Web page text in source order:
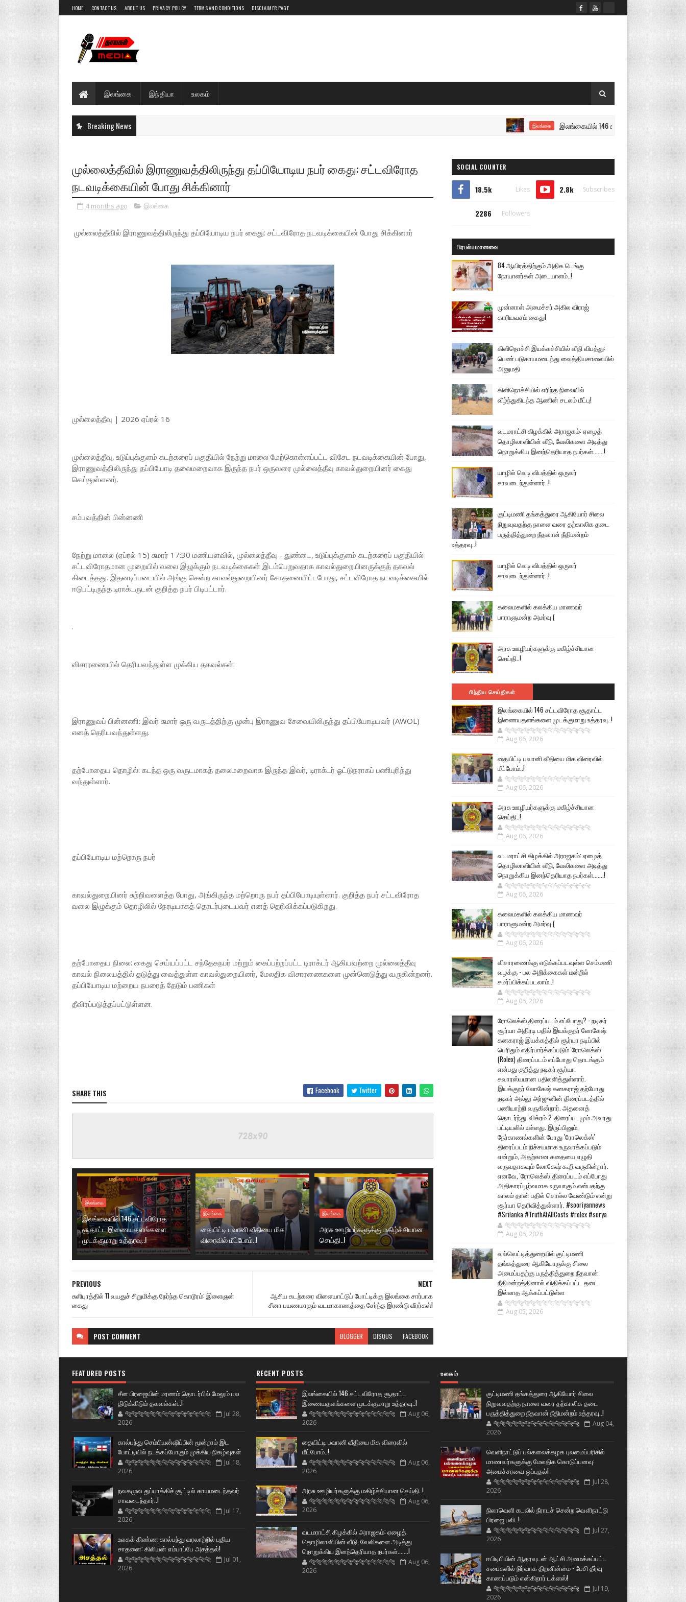
HOME CONTACT US ABOUT US PRIVACY POLICY TERMS AND CONDITIONS DISCLAIMER PAGE
இலங்கை இந்தியா உலகம்
Breaking News இலங்கை இலங்கையில் 146 சட்டவிரோத சூதாட்ட
முல்லைத்தீவில் இராணுவத்திலிருந்து தப்பியோடிய நபர் கைது: சட்டவிரோத
நடவடிக்கையின் போது சிக்கினார்
4 months ago இலங்கை
முல்லைத்தீவில் இராணுவத்திலிருந்து தப்பியோடிய நபர் கைது: சட்டவிரோத நடவடிக்கையின் போது சிக்கினார்
முல்லைத்தீவு | 2026 ஏப்ரல் 16
முல்லைத்தீவு, உடுப்புக்குளம் கடற்கரைப் பகுதியில் நேற்று மாலை மேற்கொள்ளப்பட்ட விசேட நடவடிக்கையின் போது,
இராணுவத்திலிருந்து தப்பியோடி தலைமறைவாக இருந்த நபர் ஒருவரை முல்லைத்தீவு காவல்துறையினர் கைது
செய்துள்ளனர்.
சம்பவத்தின் பின்னணி
நேற்று மாலை (ஏப்ரல் 15) சுமார் 17:30 மணியளவில், முல்லைத்தீவு - துண்டை, உடுப்புக்குளம் கடற்கரைப் பகுதியில்
சட்டவிரோதமான முறையில் வலை இழுக்கும் நடவடிக்கைகள் இடம்பெறுவதாக காவல்துறையினருக்குத் தகவல்
கிடைத்தது. இதனடிப்படையில் அங்கு சென்ற காவல்துறையினர் சோதனையிட்டபோது, சட்டவிரோத நடவடிக்கையில்
ஈடுபட்டிருந்த டிராக்டருடன் குறித்த நபர் பிடிபட்டார்.
.
விசாரணையில் தெரியவந்துள்ள முக்கிய தகவல்கள்:
இராணுவப் பின்னணி: இவர் சுமார் ஒரு வருடத்திற்கு முன்பு இராணுவ சேவையிலிருந்து தப்பியோடியவர் (AWOL)
எனத் தெரியவந்துள்ளது.
தற்போதைய தொழில்: கடந்த ஒரு வருடமாகத் தலைமறைவாக இருந்த இவர், டிராக்டர் ஓட்டுநராகப் பணிபுரிந்து
வந்துள்ளார்.
தப்பியோடிய மற்றொரு நபர்
காவல்துறையினர் சுற்றிவளைத்த போது, அங்கிருந்த மற்றொரு நபர் தப்பியோடியுள்ளார். குறித்த நபர் சட்டவிரோத
வலை இழுக்கும் தொழிலில் நேரடியாகத் தொடர்புடையவர் எனத் தெரிவிக்கப்படுகிறது.
தற்போதைய நிலை: கைது செய்யப்பட்ட சந்தேகநபர் மற்றும் கைப்பற்றப்பட்ட டிராக்டர் ஆகியவற்றை முல்லைத்தீவு
காவல் நிலையத்தில் தடுத்து வைத்துள்ள காவல்துறையினர், மேலதிக விசாரணைகளை முன்னெடுத்து வருகின்றனர்.
தப்பியோடிய மற்றைய நபரைத் தேடும் பணிகள்
தீவிரப்படுத்தப்பட்டுள்ளன.
SHARE THIS Facebook Twitter
இலங்கை
இலங்கையில் 146 சட்டவிரோத
சூதாட்ட இணையதளங்களை
முடக்குமாறு உத்தரவு..!
இலங்கை
தையிட்டி பவானி வீதியை மிக
விரைவில் மீட்போம்..!
இலங்கை
அரசு ஊழியர்களுக்கு மகிழ்ச்சியான
செய்தி..!
NEXT
ஆசிய கடற்கரை விளையாட்டுப் போட்டிக்கு இலங்கை சார்பாக
சீனா பயணமாகும் வடமாகாணத்தை சேர்ந்த இரண்டு வீரர்கள்!
PREVIOUS
சுளிபுரத்தில் 11 வயதுச் சிறுமிக்கு நேர்ந்த கொடூரம்: இளைஞன்
கைது
POST COMMENT BLOGGER DISQUS FACEBOOK
SOCIAL COUNTER
18.5k Likes 2.8k Subscribes
2286 Followers
பிரபல்யமானவை
84 ஆயிரத்திற்கும் அதிக டெங்கு
நோயாளர்கள் அடையாளம்..!
முன்னாள் அமைச்சர் அகில விராஜ்
காரியவசம் கைது!
கிளிநொச்சி இயக்கச்சியில் வீதி விபத்து:
பெண் படுகாயமடைந்து வைத்தியசாலையில்
அனுமதி
கிளிநொச்சியில் எரிந்த நிலையில்
வீழ்ந்துகிடந்த ஆணின் சடலம் மீட்பு!
வடமராட்சி கிழக்கில் அராஜகம்: ஏழைத்
தொழிலாளியின் வீடு, வேலிகளை அடித்து
நொறுக்கிய இனந்தெரியாத நபர்கள்.......!
யாழில் வெடி விபத்தில் ஒருவர்
சாவடைந்துள்ளார்..!
குட்டிமணி தங்கத்துரை ஆகியோர் சிலை
நிறுவுவதற்கு நாளை வரை தற்காலிக தடை
பருத்தித்துறை நீதவான் நீதிமன்றம்
உத்தரவு..!
யாழில் வெடி விபத்தில் ஒருவர்
சாவடைந்துள்ளார்..!
கலைமகளில் கலக்கிய மாணவர்
பாராளுமன்ற அமர்வு (
அரசு ஊழியர்களுக்கு மகிழ்ச்சியான
செய்தி..!
பிந்திய செய்திகள்
இலங்கையில் 146 சட்டவிரோத சூதாட்ட
இணையதளங்களை முடக்குமாறு உத்தரவு..!
🐅🐅🐅🐅🐅🐅🐆🐆🐆🐆🐆🐆🐆🐆
Aug 06, 2026
தையிட்டி பவானி வீதியை மிக விரைவில்
மீட்போம்..!
🐅🐅🐅🐅🐅🐅🐆🐆🐆🐆🐆🐆🐆🐆
Aug 06, 2026
அரசு ஊழியர்களுக்கு மகிழ்ச்சியான
செய்தி..!
🐅🐅🐅🐅🐅🐅🐆🐆🐆🐆🐆🐆🐆🐆
Aug 06, 2026
வடமராட்சி கிழக்கில் அராஜகம்: ஏழைத்
தொழிலாளியின் வீடு, வேலிகளை அடித்து
நொறுக்கிய இனந்தெரியாத நபர்கள்.......!
🐅🐅🐅🐅🐅🐅🐆🐆🐆🐆🐆🐆🐆🐆
Aug 06, 2026
கலைமகளில் கலக்கிய மாணவர்
பாராளுமன்ற அமர்வு (
🐅🐅🐅🐅🐅🐅🐆🐆🐆🐆🐆🐆🐆🐆
Aug 06, 2026
விசாரணைக்கு எடுக்கப்படவுள்ள செம்மணி
வழக்கு - பல அறிக்கைகள் மன்றில்
சமர்ப்பிக்கப்படலாம்..!
🐅🐅🐅🐅🐅🐅🐆🐆🐆🐆🐆🐆🐆🐆
Aug 06, 2026
ரோலெக்ஸ் திரைப்படம் எப்போது? - நடிகர்
சூர்யா அதிரடி பதில் இயக்குநர் லோகேஷ்
கனகராஜ் இயக்கத்தில் சூர்யா நடிப்பில்
பெரிதும் எதிர்பார்க்கப்படும் 'ரோலெக்ஸ்'
(Rolex) திரைப்படம் எப்போது தொடங்கும்
என்பது குறித்து நடிகர் சூர்யா
சுவாரஸ்யமான பதிலளித்துள்ளார்.
இயக்குநர் லோகேஷ் கனகராஜ் தற்போது
நடிகர் அல்லு அர்ஜுனின் திரைப்படத்தில்
பணியாற்றி வருகின்றார். அதனைத்
தொடர்ந்து 'விக்ரம் 2' திரைப்படமும் அவரது
பட்டியலில் உள்ளது. இருப்பினும்,
நேர்காணல்களின் போது 'ரோலெக்ஸ்'
திரைப்படம் நிச்சயமாக உருவாக்கப்படும்
என்றும், அதற்கான கதையை எழுதி
வருவதாகவும் லோகேஷ் கூறி வருகின்றார்.
எனவே, 'ரோலெக்ஸ்' திரைப்படம் எப்போது
அதிகாரப்பூர்வமாக உருவாகும் என்பதற்கு
காலம் தான் பதில் சொல்ல வேண்டும் என்று
சூர்யா தெரிவித்துள்ளார். #sooriyannews
#Srilanka #TruthAtAllCosts #rolex #surya
🐅🐅🐅🐅🐅🐅🐆🐆🐆🐆🐆🐆🐆🐆
Aug 06, 2026
வல்வெட்டித்துறையில் குட்டிமணி
தங்கத்துரை ஆகியோருக்கு சிலை
அமைப்பதற்கு பருத்தித்துறை நீதவான்
நீதிமன்றத்தினால் விதிக்கப்பட்ட தடை
இல்லாத ஆக்கப்பட்டுள்ள
🐅🐅🐅🐅🐅🐅🐆🐆🐆🐆🐆🐆🐆🐆
Aug 05, 2026
FEATURED POSTS
சீன பிரஜையின் மரணம் தொடர்பில் மேலும் பல
திடுக்கிடும் தகவல்கள்..!
🐅🐅🐅🐅🐅🐅🐆🐆🐆🐆🐆🐆🐆🐆
Jul 28,
2026
கால்பந்து செம்பியன்ஷிப்பின் மூன்றாம் இட
போட்டியில் நடக்கப்போகும் முக்கிய நிகழ்வுகள்
🐅🐅🐅🐅🐅🐅🐆🐆🐆🐆🐆🐆🐆🐆
Jul 18,
2026
நவகமுவ துப்பாக்கிச் சூட்டில் காயமடைந்தவர்
சாவடைந்தார்..!
🐅🐅🐅🐅🐅🐅🐆🐆🐆🐆🐆🐆🐆🐆
Jul 17,
2026
உலகக் கிண்ண கால்பந்து வரலாற்றில் புதிய
சாதனை: கிலியன் எம்பாப்பே அசத்தல்!
🐅🐅🐅🐅🐅🐅🐆🐆🐆🐆🐆🐆🐆🐆
Jul 01,
2026
RECENT POSTS
இலங்கையில் 146 சட்டவிரோத சூதாட்ட
இணையதளங்களை முடக்குமாறு உத்தரவு..!
🐅🐅🐅🐅🐅🐅🐆🐆🐆🐆🐆🐆🐆🐆
Aug 06,
2026
தையிட்டி பவானி வீதியை மிக விரைவில்
மீட்போம்..!
🐅🐅🐅🐅🐅🐅🐆🐆🐆🐆🐆🐆🐆🐆
Aug 06,
2026
அரசு ஊழியர்களுக்கு மகிழ்ச்சியான செய்தி..!
🐅🐅🐅🐅🐅🐅🐆🐆🐆🐆🐆🐆🐆🐆
Aug 06,
2026
வடமராட்சி கிழக்கில் அராஜகம்: ஏழைத்
தொழிலாளியின் வீடு, வேலிகளை அடித்து
நொறுக்கிய இனந்தெரியாத நபர்கள்.......!
🐅🐅🐅🐅🐅🐅🐆🐆🐆🐆🐆🐆🐆🐆
Aug 06,
2026
உலகம்
குட்டிமணி தங்கத்துரை ஆகியோர் சிலை
நிறுவுவதற்கு நாளை வரை தற்காலிக தடை
பருத்தித்துறை நீதவான் நீதிமன்றம் உத்தரவு..!
🐅🐅🐅🐅🐅🐅🐆🐆🐆🐆🐆🐆🐆🐆
Aug 04,
2026
வெளிநாட்டுப் பல்கலைக்கழக புலமைப்பரிசில்
மாணவர்களுக்கு மேலதிக கொடுப்பனவு:
அமைச்சரவை ஒப்புதல்!
🐅🐅🐅🐅🐅🐅🐆🐆🐆🐆🐆🐆🐆🐆
Jul 28,
2026
நிலாவெளி கடலில் நீராடச் சென்ற வௌிநாட்டு
பிரஜை பலி..!
🐅🐅🐅🐅🐅🐅🐆🐆🐆🐆🐆🐆🐆🐆
Jul 27,
2026
ஈபிடிபியின் ஆதரவுடன் ஆட்சி அமைக்கப்பட்ட
சபைகளில் நிர்வாக திறனின்மை - பேசி தீர்வு
காணப்படும் என்கிறார் டக்ளஸ்!
🐅🐅🐅🐅🐅🐅🐆🐆🐆🐆🐆🐆🐆🐆
Jul 19,
2026